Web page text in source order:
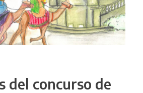
del concurso de